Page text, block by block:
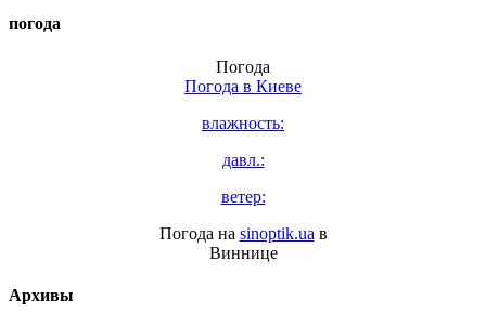
погода
Погода
Погода в Киеве
влажность:
давл.:
ветер:
Погода на sinoptik.ua в
Виннице
Архивы